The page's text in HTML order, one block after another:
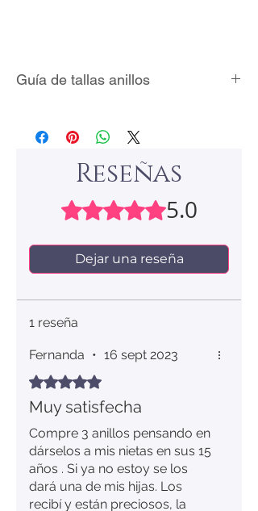
Guía de tallas anillos
Reseñas
Obtuvo 5 de 5 estrellas.
5.0
Dejar una reseña
1 reseña
Fernanda • 16 sept 2023
Obtuvo 5 de 5 estrellas.
Muy satisfecha
Compre 3 anillos pensando en
dárselos a mis nietas en sus 15
años . Si ya no estoy se los
dará una de mis hijas. Los
recibí y están preciosos, la